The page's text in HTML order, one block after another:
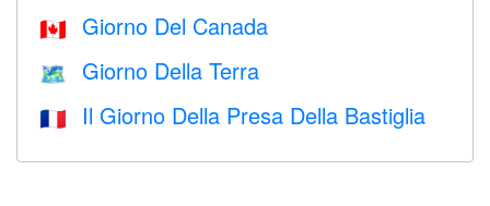
🇨🇦 Giorno Del Canada
🗺️ Giorno Della Terra
🇫🇷 Il Giorno Della Presa Della Bastiglia